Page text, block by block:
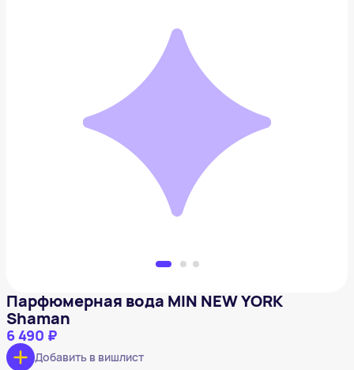
Парфюмерная вода MIN NEW YORK Shaman
Добавить в вишлист
Парфюмерная вода MIN NEW YORK
Shaman
6 490 ₽
Добавить в вишлист